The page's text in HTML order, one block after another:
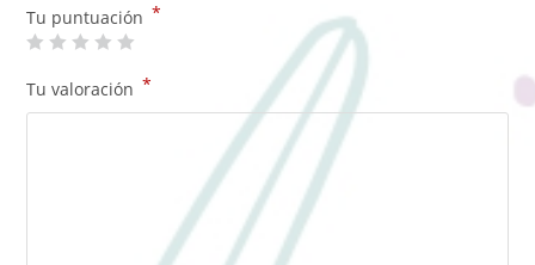
Tu puntuación *
Tu valoración *